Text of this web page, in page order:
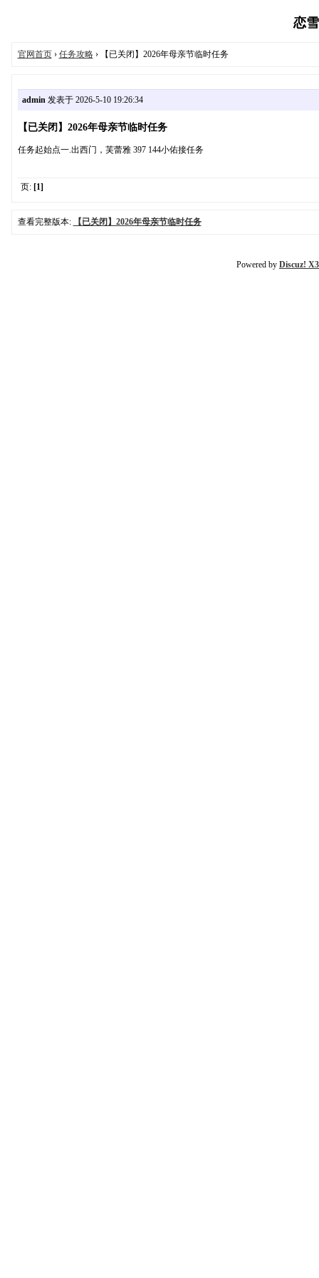
恋
官网首页› 任务攻略› 【已关闭】2026年母亲节临时任务
admin发表于 2026-5-10 19:26:34
【已关闭】2026年母亲节临时任务
任务起始点一.出西门，芙蕾雅 397 144小佑接任务
页: [1]
查看完整版本: 【已关闭】2026年母亲节临时任务
Powered by Discuz!